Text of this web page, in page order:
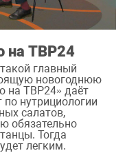
на ТВР24
главный
новогоднюю
на ТВР24» даёт
по нутрициологии
салатов,
обязательно
Тогда
легким.